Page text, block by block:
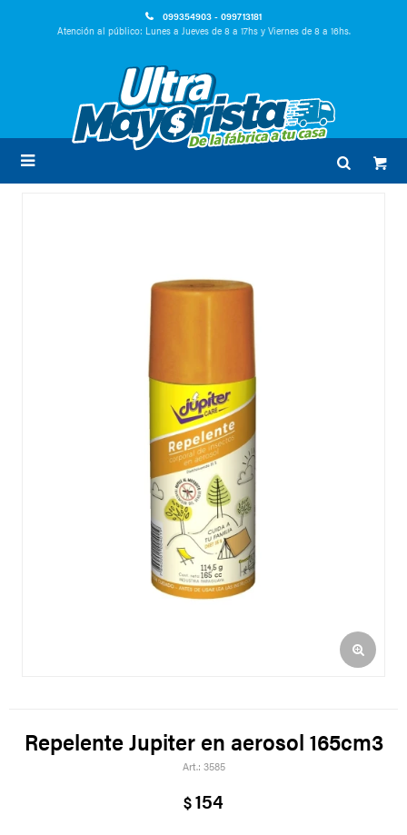
099354903 - 099713181
Atención al público: Lunes a Jueves de 8 a 17hs y Viernes de 8 a 16hs.

Repelente Jupiter en aerosol 165cm3
3585
$154